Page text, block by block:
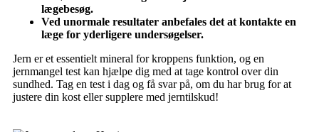
lægebesøg.
Ved unormale resultater anbefales det at kontakte en
læge for yderligere undersøgelser.
Jern er et essentielt mineral for kroppens funktion, og en
jernmangel test kan hjælpe dig med at tage kontrol over din
sundhed. Tag en test i dag og få svar på, om du har brug for at
justere din kost eller supplere med jerntilskud!